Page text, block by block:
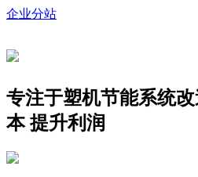
企业分站
专注于塑机节能系统改
本 提升利润